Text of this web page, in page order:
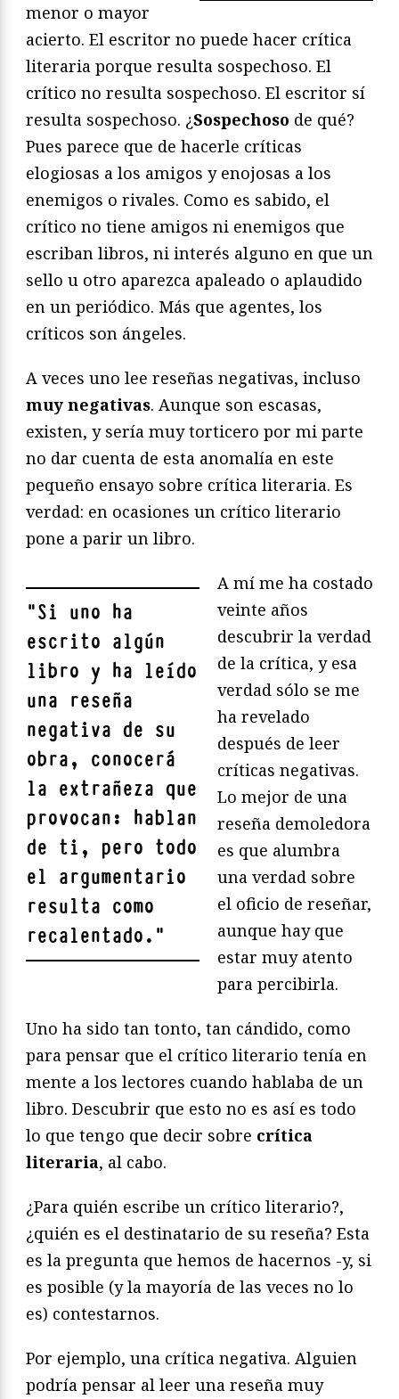
menor o mayor
acierto. El escritor no puede hacer crítica
literaria porque resulta sospechoso. El
crítico no resulta sospechoso. El escritor sí
resulta sospechoso. ¿Sospechoso de qué?
Pues parece que de hacerle críticas
elogiosas a los amigos y enojosas a los
enemigos o rivales. Como es sabido, el
crítico no tiene amigos ni enemigos que
escriban libros, ni interés alguno en que un
sello u otro aparezca apaleado o aplaudido
en un periódico. Más que agentes, los
críticos son ángeles.
A veces uno lee reseñas negativas, incluso
muy negativas. Aunque son escasas,
existen, y sería muy torticero por mi parte
no dar cuenta de esta anomalía en este
pequeño ensayo sobre crítica literaria. Es
verdad: en ocasiones un crítico literario
pone a parir un libro.
"Si uno ha
escrito algún
libro y ha leído
una reseña
negativa de su
obra, conocerá
la extrañeza que
provocan: hablan
de ti, pero todo
el argumentario
resulta como
recalentado. "
A mí me ha costado
veinte años
descubrir la verdad
de la crítica, y esa
verdad sólo se me
ha revelado
después de leer
críticas negativas.
Lo mejor de una
reseña demoledora
es que alumbra
una verdad sobre
el oficio de reseñar,
aunque hay que
estar muy atento
para percibirla.
Uno ha sido tan tonto, tan cándido, como
para pensar que el crítico literario tenía en
mente a los lectores cuando hablaba de un
libro. Descubrir que esto no es así es todo
lo que tengo que decir sobre crítica
literaria, al cabo.
¿Para quién escribe un crítico literario?,
¿quién es el destinatario de su reseña? Esta
es la pregunta que hemos de hacernos -y, si
es posible (y la mayoría de las veces no lo
es) contestarnos.
Por ejemplo, una crítica negativa. Alguien
podría pensar al leer una reseña muy